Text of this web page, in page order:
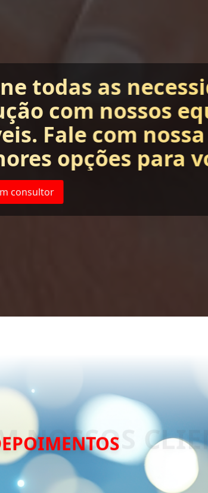
todas as
com nossos
Fale com
opções para
consultor